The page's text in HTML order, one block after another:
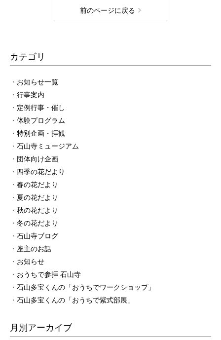
前のページに戻る
カテゴリ
お知らせ一覧
行事案内
定例行事・催し
体験プログラム
特別企画・拝観
石山寺ミュージアム
団体向け企画
四季の花だより
春の花だより
夏の花だより
秋の花だより
冬の花だより
石山寺ブログ
座主のお話
お知らせ
おうちで参拝 石山寺
石山多宝くんの「おうちでワークショップ」
石山多宝くんの「おうちで紫式部展」
月別アーカイブ